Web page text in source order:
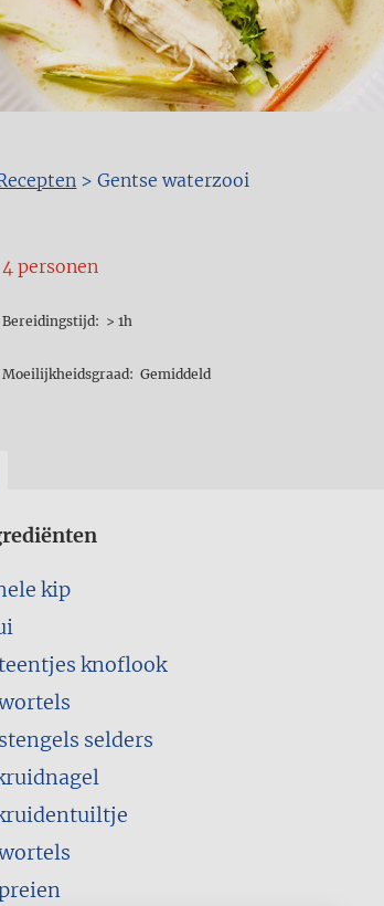
>Gentse waterzooi
Bereidingstijd > 1h
Moeilijkheidsgraad Gemiddeld
kip
knoflook
selders